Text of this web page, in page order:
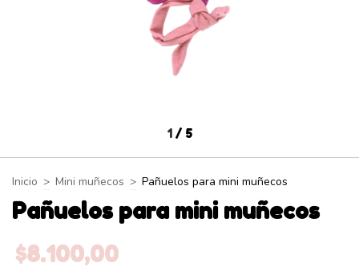
1 / 5
Inicio > Mini muñecos > Pañuelos para mini muñecos
Pañuelos para mini muñecos
$8.100,00